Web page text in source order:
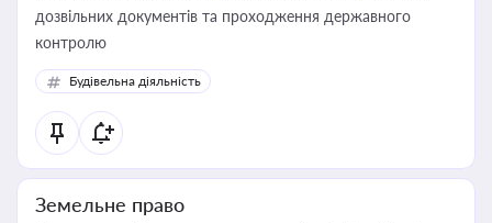
дозвільних документів та проходження державного
контролю
Будівельна діяльність
Земельне право